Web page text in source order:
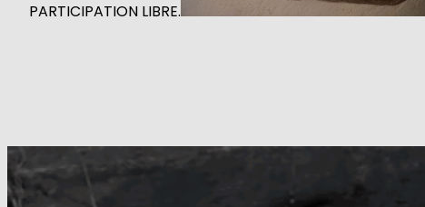
PARTICIPATION LIBRE.